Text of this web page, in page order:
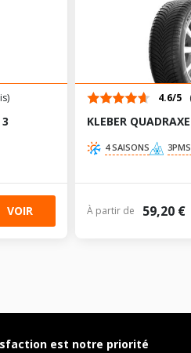
VOIR
4.6/5
KLEBER
4 SAISONS
À partir de 59,20 €
est notre priorité